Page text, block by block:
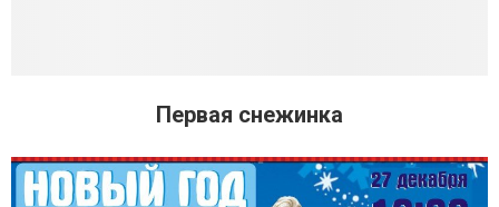
Первая снежинка